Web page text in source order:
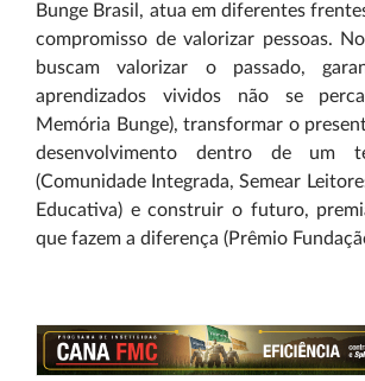
Bunge Brasil, atua em diferentes
compromisso de valorizar pessoas.
buscam valorizar o passado,
aprendizados vividos não se
Memória Bunge), transformar o
desenvolvimento dentro de um
(Comunidade Integrada, Semear
Educativa) e construir o futuro,
que fazem a diferença (Prêmio